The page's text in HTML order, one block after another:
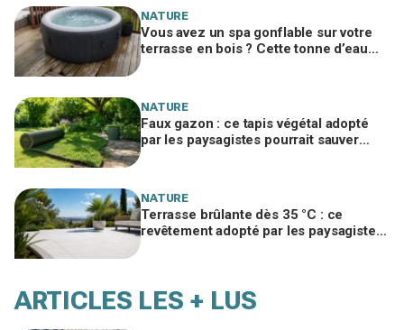
NATURE
Vous avez un spa gonflable sur votre
terrasse en bois ? Cette tonne d’eau
NATURE
Faux gazon : ce tapis végétal adopté
par les paysagistes pourrait sauver
NATURE
Terrasse brûlante dès 35 °C : ce
revêtement adopté par les paysagistes
ARTICLES LES + LUS